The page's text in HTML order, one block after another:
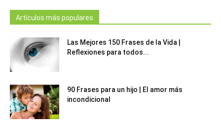
Artículos más populares
Las Mejores 150 Frases de la Vida |
Reflexiones para todos...
90 Frases para un hijo | El amor más
incondicional